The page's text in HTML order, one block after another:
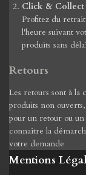
Click & Collect
Profitez du
l'heure suivant
produits sans
Retours
Les retours sont à la
produits non
pour un retour ou
connaître la
votre demande
Mentions